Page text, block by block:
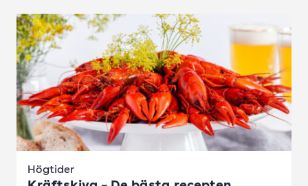
Högtider